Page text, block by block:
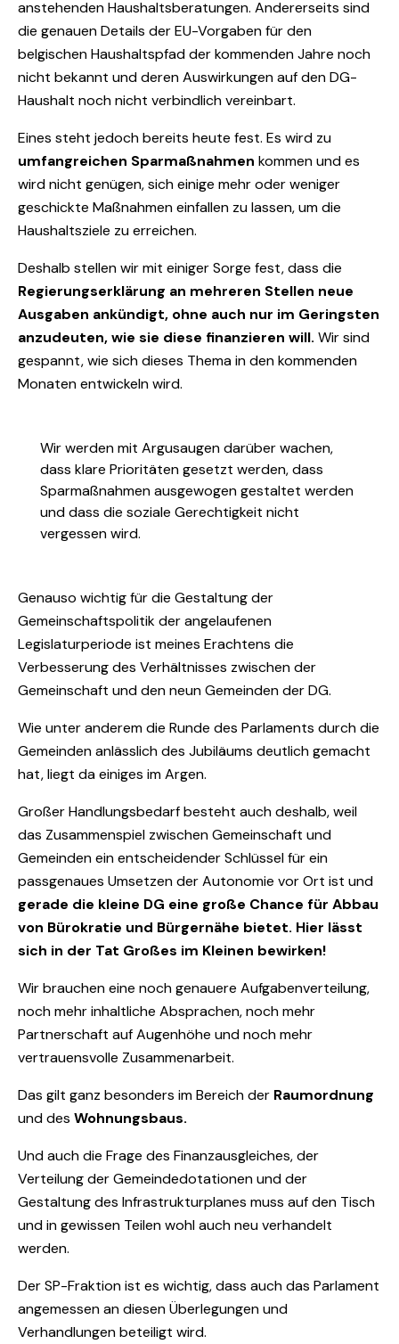
anstehenden Haushaltsberatungen. Andererseits sind
die genauen Details der EU-Vorgaben für den
belgischen Haushaltspfad der kommenden Jahre noch
nicht bekannt und deren Auswirkungen auf den DG-
Haushalt noch nicht verbindlich vereinbart.
Eines steht jedoch bereits heute fest. Es wird zu
umfangreichen Sparmaßnahmen kommen und es
wird nicht genügen, sich einige mehr oder weniger
geschickte Maßnahmen einfallen zu lassen, um die
Haushaltsziele zu erreichen.
Deshalb stellen wir mit einiger Sorge fest, dass die
Regierungserklärung an mehreren Stellen neue
Ausgaben ankündigt, ohne auch nur im Geringsten
anzudeuten, wie sie diese finanzieren will. Wir sind
gespannt, wie sich dieses Thema in den kommenden
Monaten entwickeln wird.
Wir werden mit Argusaugen darüber wachen,
dass klare Prioritäten gesetzt werden, dass
Sparmaßnahmen ausgewogen gestaltet werden
und dass die soziale Gerechtigkeit nicht
vergessen wird.
Genauso wichtig für die Gestaltung der
Gemeinschaftspolitik der angelaufenen
Legislaturperiode ist meines Erachtens die
Verbesserung des Verhältnisses zwischen der
Gemeinschaft und den neun Gemeinden der DG.
Wie unter anderem die Runde des Parlaments durch die
Gemeinden anlässlich des Jubiläums deutlich gemacht
hat, liegt da einiges im Argen.
Großer Handlungsbedarf besteht auch deshalb, weil
das Zusammenspiel zwischen Gemeinschaft und
Gemeinden ein entscheidender Schlüssel für ein
passgenaues Umsetzen der Autonomie vor Ort ist und
gerade die kleine DG eine große Chance für Abbau
von Bürokratie und Bürgernähe bietet. Hier lässt
sich in der Tat Großes im Kleinen bewirken!
Wir brauchen eine noch genauere Aufgabenverteilung,
noch mehr inhaltliche Absprachen, noch mehr
Partnerschaft auf Augenhöhe und noch mehr
vertrauensvolle Zusammenarbeit.
Das gilt ganz besonders im Bereich der Raumordnung
und des Wohnungsbaus.
Und auch die Frage des Finanzausgleiches, der
Verteilung der Gemeindedotationen und der
Gestaltung des Infrastrukturplanes muss auf den Tisch
und in gewissen Teilen wohl auch neu verhandelt
werden.
Der SP-Fraktion ist es wichtig, dass auch das Parlament
angemessen an diesen Überlegungen und
Verhandlungen beteiligt wird.